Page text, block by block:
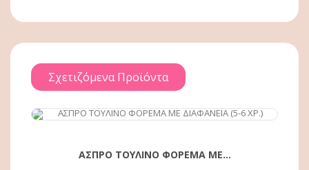
Σχετιζόμενα Προϊόντα
ΑΓΟΡΆ
ΑΣΠΡΟ ΤΟΥΛΙΝΟ ΦΟΡΕΜΑ ΜΕ...